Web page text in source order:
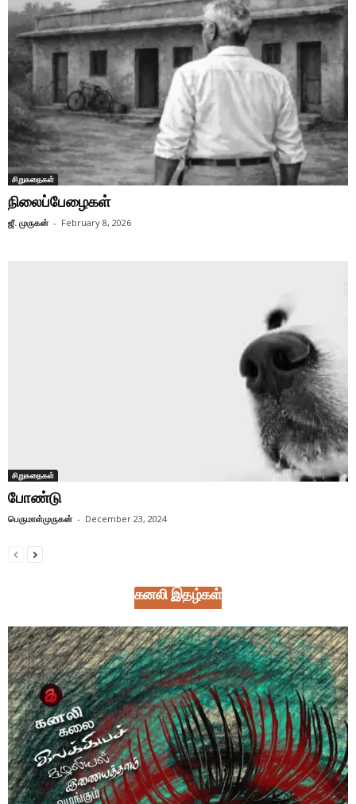
சிறுகதைகள்
நிலைப்பேழைகள்
ஜீ. முருகன் - February 8, 2026
சிறுகதைகள்
போண்டு
பெருமாள்முருகன் - December 23, 2024
கனலி இதழ்கள்